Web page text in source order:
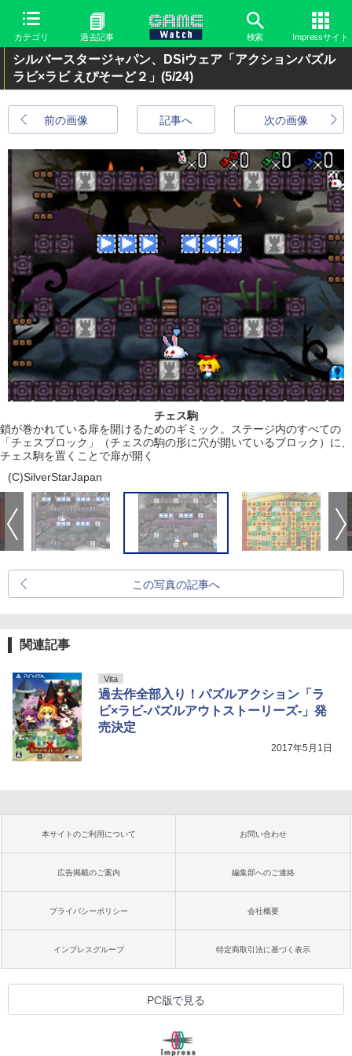
カテゴリ 過去記事 検索 Impressサイト
シルバースタージャパン、DSiウェア「アクションパズル
ラビ×ラビ えぴそーど２」 (5/24)
前の画像 次の画像
記事へ
チェス駒
鎖が巻かれている扉を開けるためのギミック。ステージ内のすべての
「チェスブロック」（チェスの駒の形に穴が開いているブロック）に、
チェス駒を置くことで扉が開く
(C)SilverStarJapan
この写真の記事へ
関連記事
Vita
過去作全部入り！パズルアクション「ラ
ビ×ラビ-パズルアウトストーリーズ-」発
売決定
2017年5月1日
本サイトのご利用について お問い合わせ
広告掲載のご案内 編集部へのご連絡
プライバシーポリシー 会社概要
インプレスグループ 特定商取引法に基づく表示
PC版で見る